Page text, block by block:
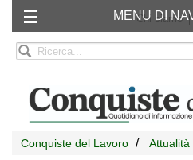
Chi siamo
MENU DI
Conquiste del Lavoro Attualità